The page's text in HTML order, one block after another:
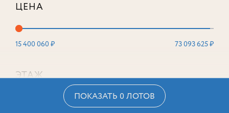
ЦЕНА
15 400 060 ₽ 73 093 625 ₽
ЭТАЖ
ПОКАЗАТЬ 0 ЛОТОВ